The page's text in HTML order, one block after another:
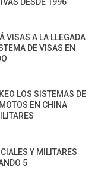
VISAS A LA LLEGADA
DE VISAS EN
LOS SISTEMAS DE
EN CHINA
Y MILITARES
5